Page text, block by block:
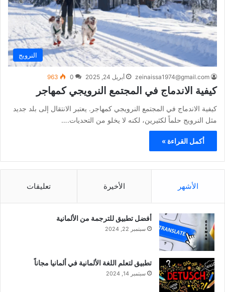
النرويج
zeinaissa1974@gmail.com أبريل 24, 2025 0
963
كيفية الاندماج في المجتمع النرويجي كمهاجر
كيفية الاندماج في المجتمع النرويجي كمهاجر. يعتبر الانتقال إلى بلد جديد
مثل النرويج حلماً لكثيرين، لكنه لا يخلو من التحديات.…
أكمل القراءة »
الأشهر الأخيرة تعليقات
أفضل تطبيق للترجمة من الألمانية
سبتمبر 22, 2024
تطبيق لتعلم اللغة الألمانية في ألمانيا مجاناً
سبتمبر 14, 2024